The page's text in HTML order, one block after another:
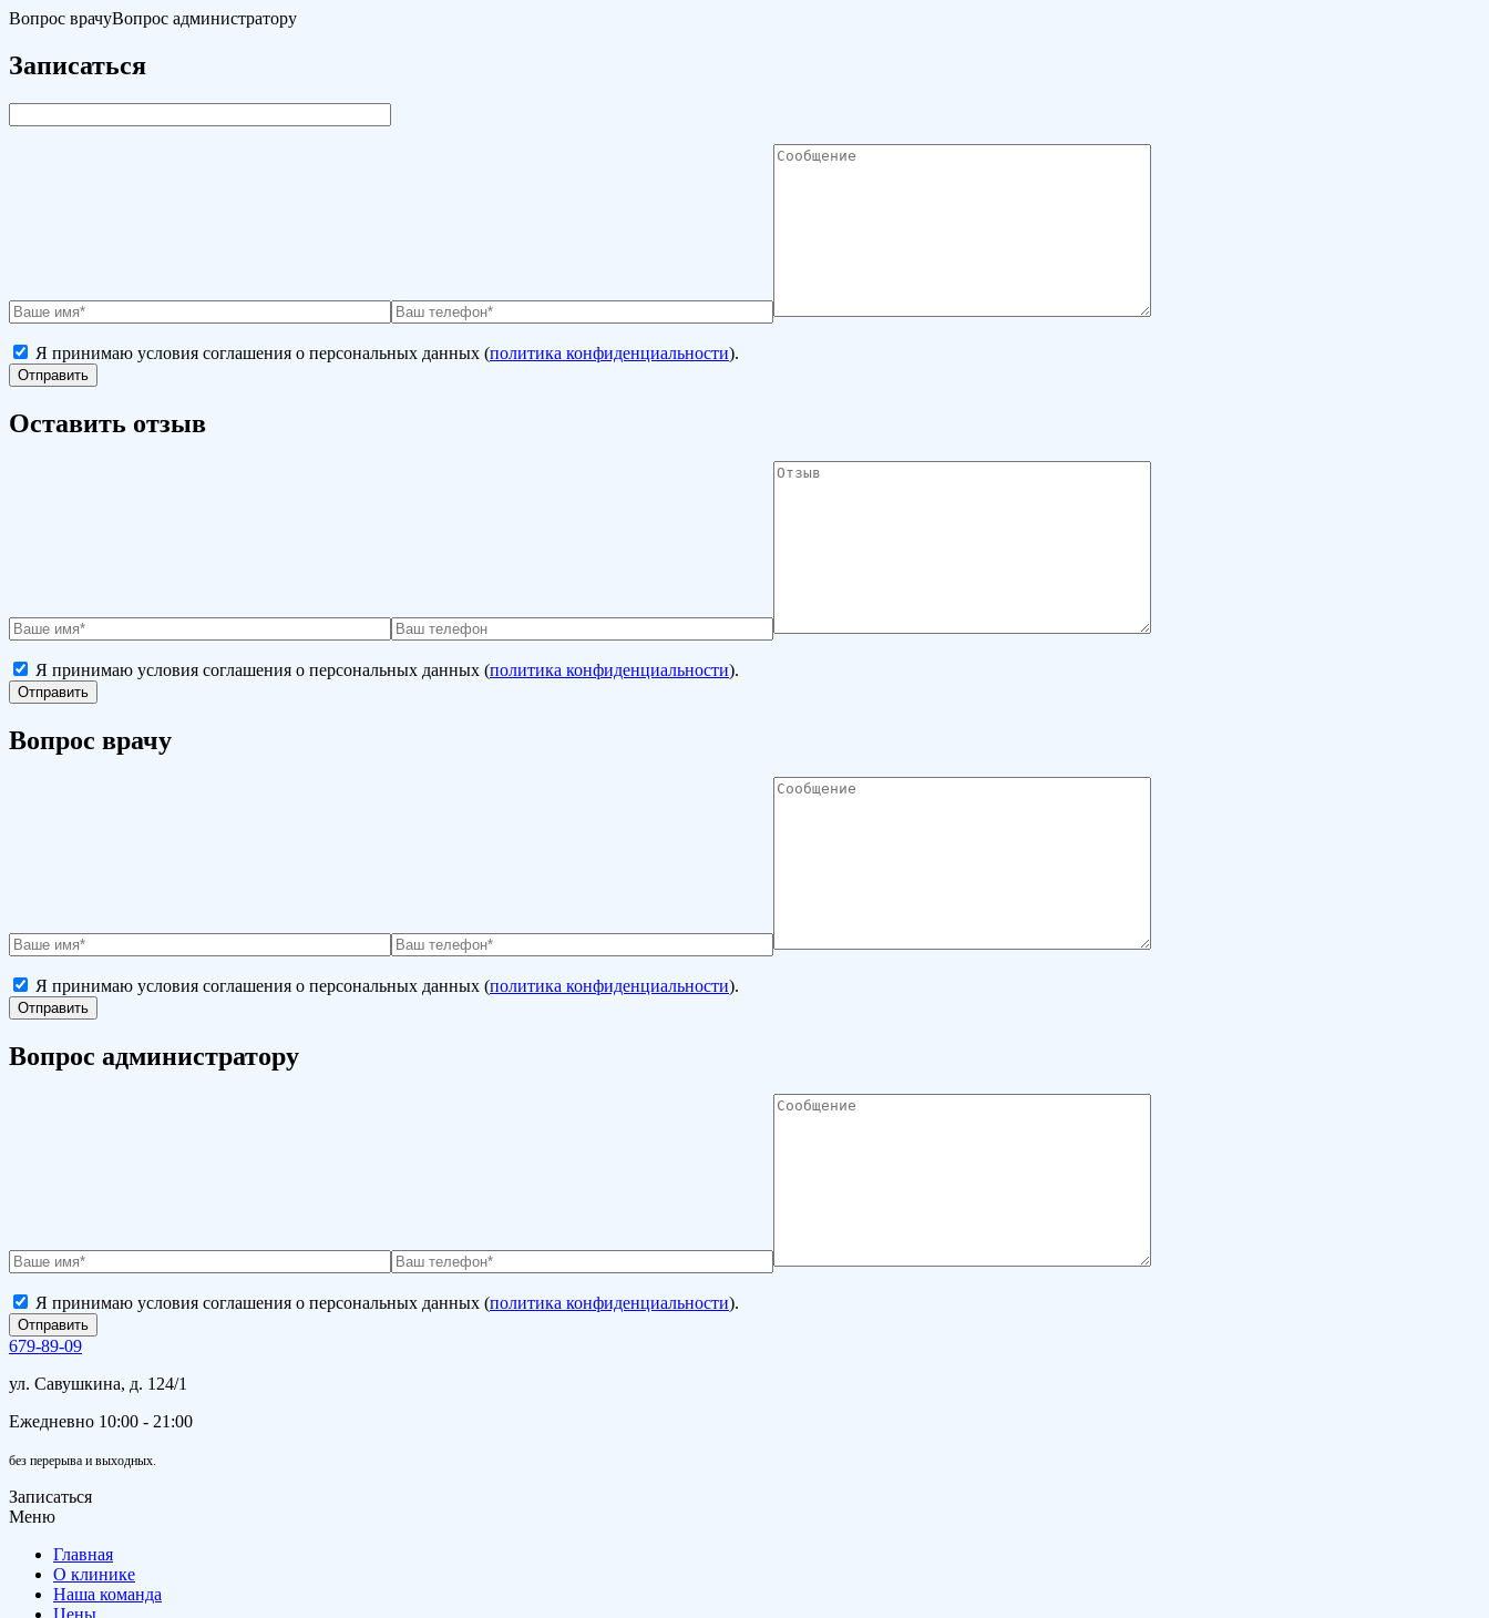
Вопрос врачуВопрос администратору
Записаться
Я принимаю условия соглашения о персональных данных (политика конфиденциальности).
Оставить отзыв
Я принимаю условия соглашения о персональных данных (политика конфиденциальности).
Вопрос врачу
Я принимаю условия соглашения о персональных данных (политика конфиденциальности).
Вопрос администратору
Я принимаю условия соглашения о персональных данных (политика конфиденциальности).
679-89-09
ул. Савушкина, д. 124/1
Ежедневно 10:00 - 21:00
без перерыва и выходных.
Записаться
Меню
Главная
О клинике
Наша команда